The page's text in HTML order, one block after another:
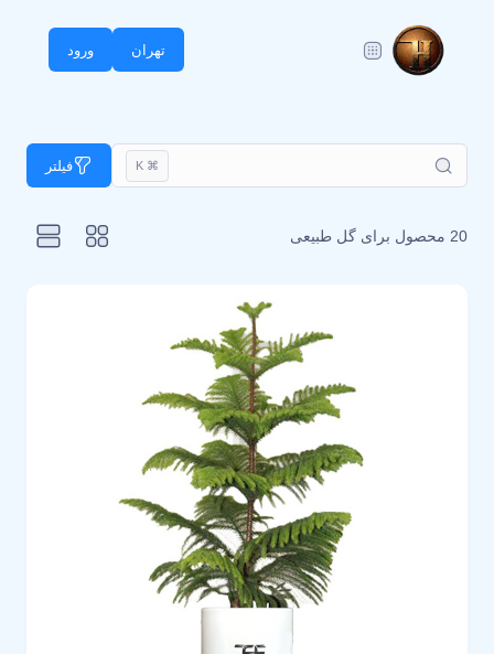
تهران ورود
⌘ K فیلتر
20 محصول برای گل طبیعی